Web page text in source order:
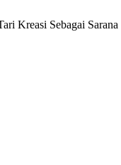
Kreasi Sebagai